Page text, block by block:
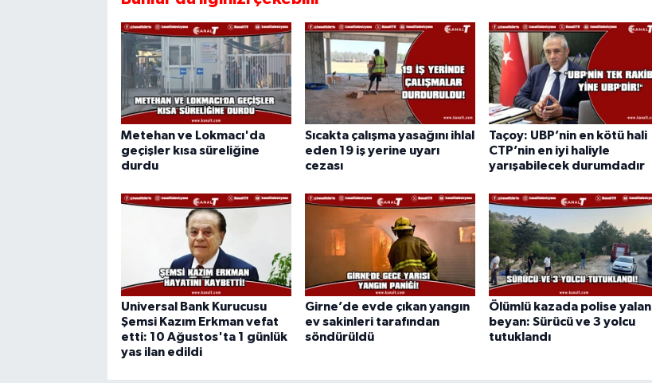
Metehan ve Lokmacı'da
geçişler kısa süreliğine
durdu
Sıcakta çalışma yasağını ihlal
eden 19 iş yerine uyarı
cezası
Taçoy: UBP’nin en kötü hali
CTP’nin en iyi haliyle
yarışabilecek durumdadır
Universal Bank Kurucusu
Şemsi Kazım Erkman vefat
etti: 10 Ağustos'ta 1 günlük
yas ilan edildi
Girne’de evde çıkan yangın
ev sakinleri tarafından
söndürüldü
Ölümlü kazada polise yalan
beyan: Sürücü ve 3 yolcu
tutuklandı